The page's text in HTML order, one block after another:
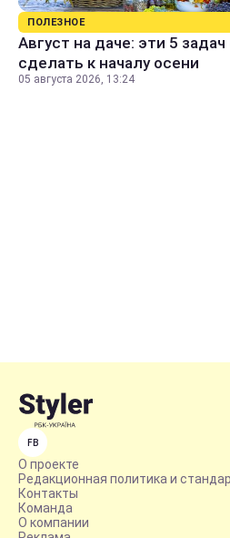
ПОЛЕЗНОЕ
Август на даче: эти 5
сделать к началу осени
05 августа 2026, 13:24
FB
О проекте
Редакционная политика и
Контакты
Команда
О компании